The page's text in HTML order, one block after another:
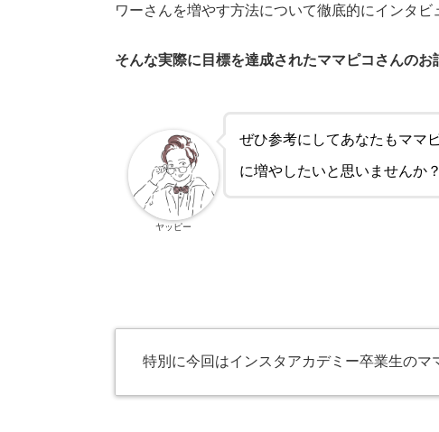
ワーさんを増やす方法について徹底的にインタビ
そんな実際に目標を達成されたママピコさんの
ぜひ参考にしてあなたもママ
に増やしたいと思いませんか？
ヤッピー
特別に今回はインスタアカデミー卒業生のマ